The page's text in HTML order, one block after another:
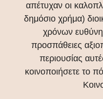
απέτυχαν οι
δημόσιο χρήμα)
χρόνων
προσπάθειες
περιουσίας
κοινοποιήσετε το